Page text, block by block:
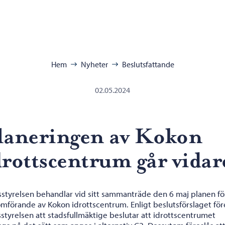
Hem Nyheter Beslutsfattande
02.05.2024
av Kokon
går
behandlar vid sitt sammanträde den 6 maj planen
av Kokon idrottscentrum. Enligt beslutsförslaget
att stadsfullmäktige beslutar att idrottscentrumet